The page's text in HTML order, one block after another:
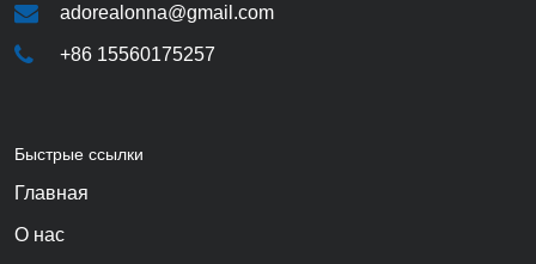
adorealonna@gmail.com
+86 15560175257
Быстрые ссылки
Главная
О нас